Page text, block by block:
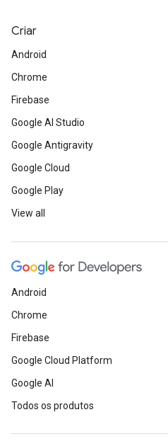
Criar
Android
Chrome
Firebase
Google AI Studio
Google Antigravity
Google Cloud
Google Play
View all
Android
Chrome
Firebase
Google Cloud Platform
Google AI
Todos os produtos